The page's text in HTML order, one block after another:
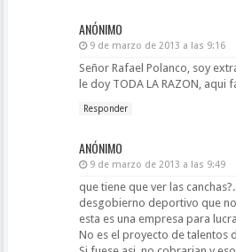
ANÓNIMO
9 de marzo de 2013 a las 9:16
Señor Rafael Polanco, soy
le doy TODA LA RAZON, aqui
Responder
ANÓNIMO
9 de marzo de 2013 a las 9:49
que tiene que ver las
desgobierno deportivo que
esta es una empresa para
No es el proyecto de talentos